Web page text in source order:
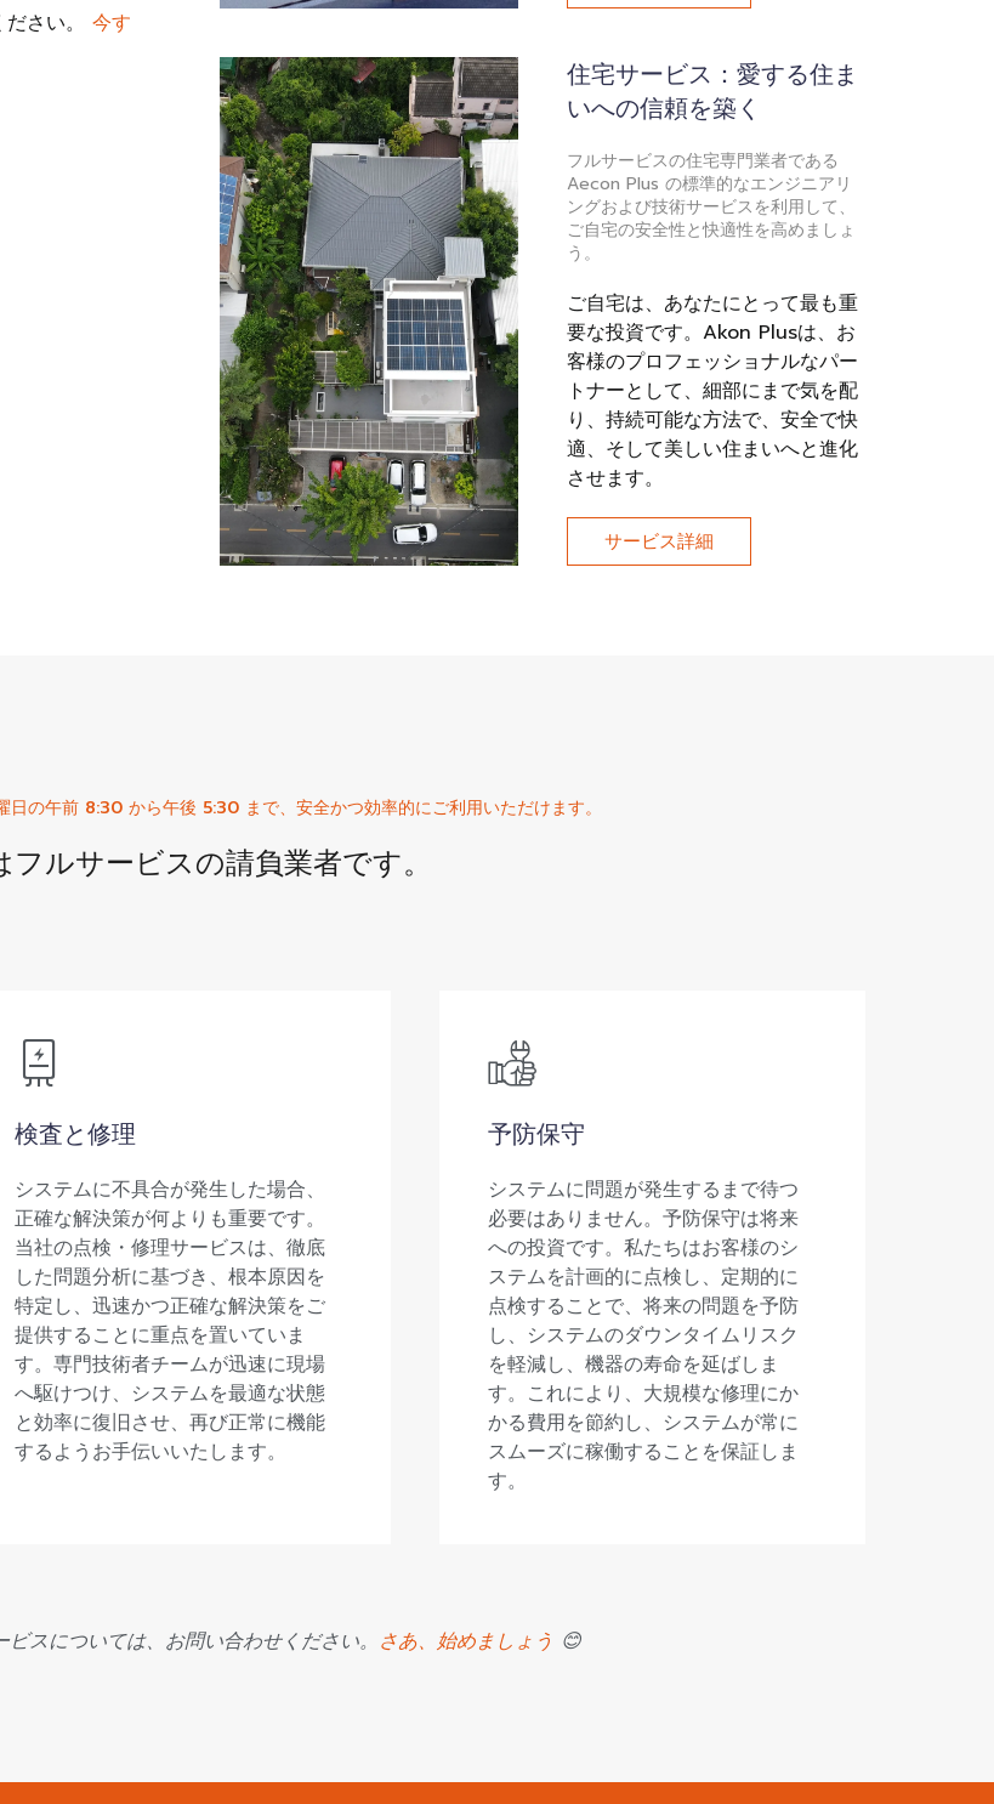
さい。 今す
住宅サービス：愛する住ま
いへの信頼を築く
フルサービスの住宅専門業者である
Aecon Plus の標準的なエンジニアリ
ングおよび技術サービスを利用して、
ご自宅の安全性と快適性を高めましょ
う。
ご自宅は、あなたにとって最も重
要な投資です。Akon Plusは、お
客様のプロフェッショナルなパー
トナーとして、細部にまで気を配
り、持続可能な方法で、安全で快
適、そして美しい住まいへと進化
させます。
サービス詳細
日の午前 8:30 から午後 5:30 まで、安全かつ効率的にご利用いただけます。
フルサービスの請負業者です。
検査と修理
システムに不具合が発生した場合、
正確な解決策が何よりも重要です。
当社の点検・修理サービスは、徹底
した問題分析に基づき、根本原因を
特定し、迅速かつ正確な解決策をご
提供することに重点を置いていま
す。専門技術者チームが迅速に現場
へ駆けつけ、システムを最適な状態
と効率に復旧させ、再び正常に機能
するようお手伝いいたします。
予防保守
システムに問題が発生するまで待つ
必要はありません。予防保守は将来
への投資です。私たちはお客様のシ
ステムを計画的に点検し、定期的に
点検することで、将来の問題を予防
し、システムのダウンタイムリスク
を軽減し、機器の寿命を延ばしま
す。これにより、大規模な修理にか
かる費用を節約し、システムが常に
スムーズに稼働することを保証しま
す。
スについては、お問い合わせください。 さあ、始めましょう 😊